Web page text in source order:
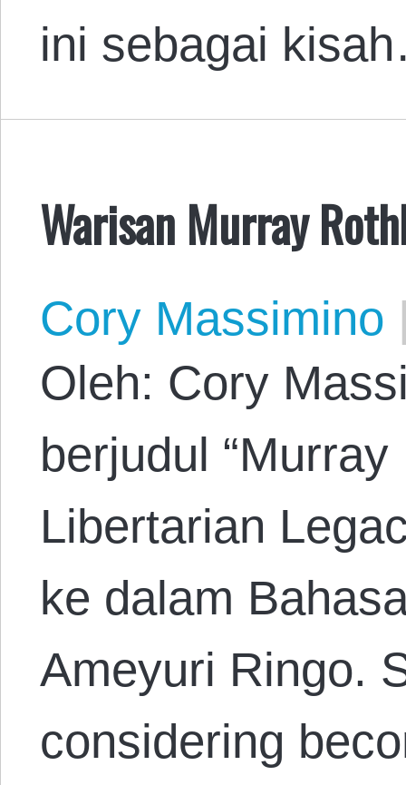
ini sebagai
Warisan Murray
Cory Massimino
Oleh: Cory
berjudul “Murray
Libertarian
ke dalam
Ameyuri Ringo.
considering